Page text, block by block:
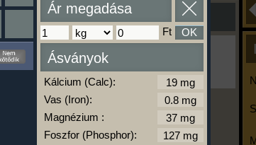
Ha ma már nem eszel/sportolsz többet,
kattints a kiértékelésre!
A Kalória Szimulátor Prémium funkció.
-
Ár megadása
Ft OK
Ásványok
Kálcium (Calc):
Vas (Iron):
Magnézium :
Foszfor (Phosphor):